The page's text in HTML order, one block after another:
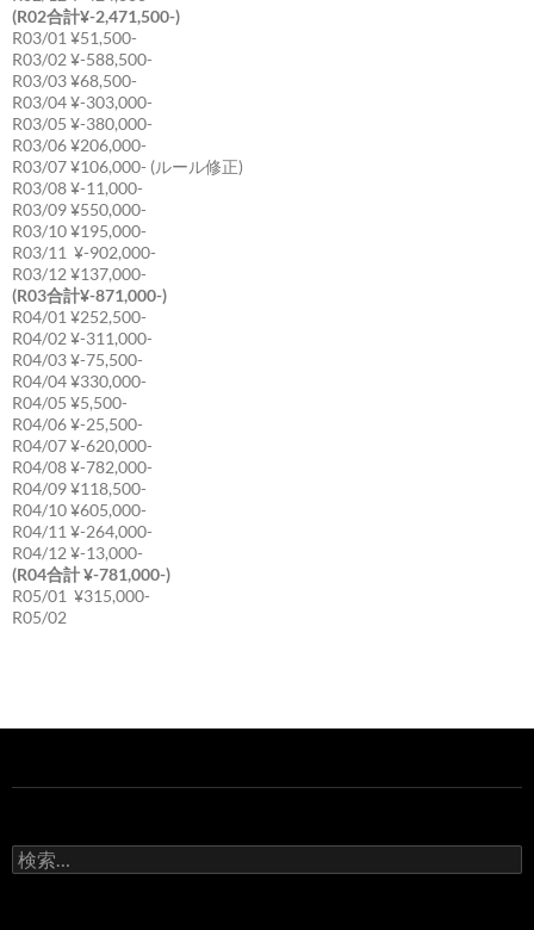
(R02合計¥-2,471,500-)
R03/01 ¥51,500-
R03/02 ¥-588,500-
R03/03 ¥68,500-
R03/04 ¥-303,000-
R03/05 ¥-380,000-
R03/06 ¥206,000-
R03/07 ¥106,000- (ルール修正)
R03/08 ¥-11,000-
R03/09 ¥550,000-
R03/10 ¥195,000-
R03/11 ¥-902,000-
R03/12 ¥137,000-
(R03合計¥-871,000-)
R04/01 ¥252,500-
R04/02 ¥-311,000-
R04/03 ¥-75,500-
R04/04 ¥330,000-
R04/05 ¥5,500-
R04/06 ¥-25,500-
R04/07 ¥-620,000-
R04/08 ¥-782,000-
R04/09 ¥118,500-
R04/10 ¥605,000-
R04/11 ¥-264,000-
R04/12 ¥-13,000-
(R04合計 ¥-781,000-)
R05/01 ¥315,000-
R05/02
検
索: